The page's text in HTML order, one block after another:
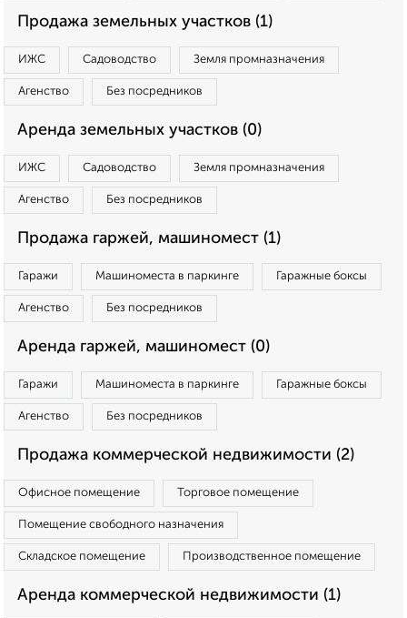
Продажа земельных участков (1)
ИЖС Садоводство Земля промназначения
Агенство Без посредников
Аренда земельных участков (0)
ИЖС Садоводство Земля промназначения
Агенство Без посредников
Продажа гаржей, машиномест (1)
Гаражи Машиноместа в паркинге Гаражные боксы
Агенство Без посредников
Аренда гаржей, машиномест (0)
Гаражи Машиноместа в паркинге Гаражные боксы
Агенство Без посредников
Продажа коммерческой недвижимости (2)
Офисное помещение Торговое помещение
Помещение свободного назначения
Складское помещение Производственное помещение
Аренда коммерческой недвижимости (1)